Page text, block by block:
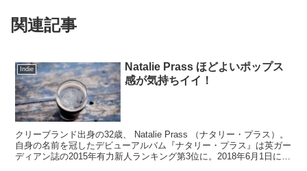
関連記事
Indie
Natalie Prass ほどよいポップス
感が気持ちイイ！
クリーブランド出身の32歳、 Natalie Prass （ナタリー・プラス）。
自身の名前を冠したデビューアルバム『ナタリー・プラス』は英ガー
ディアン誌の2015年有力新人ランキング第3位に。2018年6月1日にリ